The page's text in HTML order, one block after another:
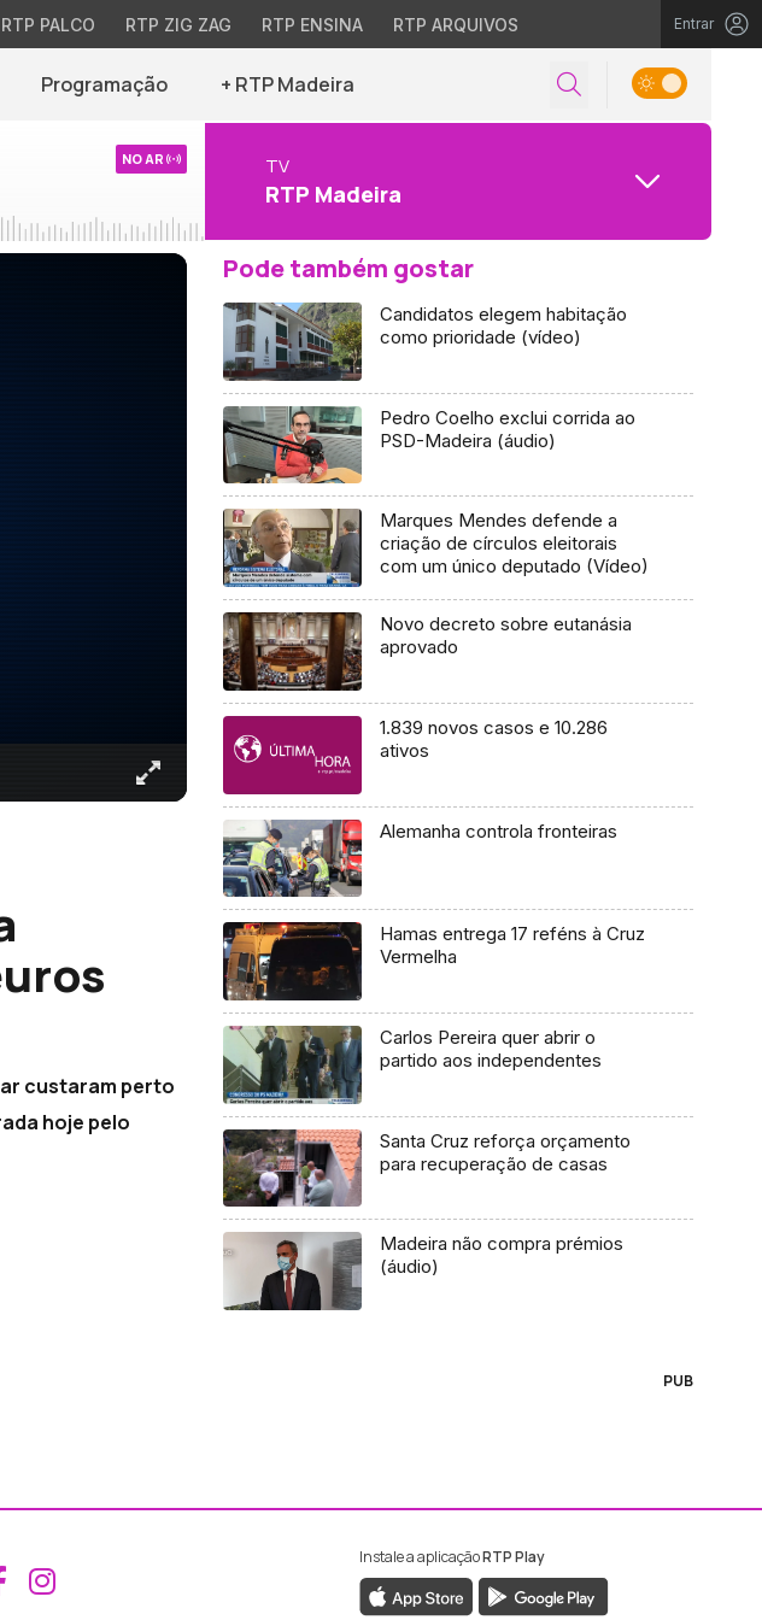
RTP PALCO RTP ZIG ZAG RTP ENSINA RTP ARQUIVOS Entrar
Programação + RTP Madeira
NO AR TV
RTP Madeira
custaram perto
hoje pelo
Pode também gostar
Candidatos elegem habitação
como prioridade (vídeo)
Pedro Coelho exclui corrida ao
PSD-Madeira (áudio)
Marques Mendes defende a
criação de círculos eleitorais
com um único deputado (Vídeo)
Novo decreto sobre eutanásia
aprovado
1.839 novos casos e 10.286
ativos
Alemanha controla fronteiras
Hamas entrega 17 reféns à Cruz
Vermelha
Carlos Pereira quer abrir o
partido aos independentes
Santa Cruz reforça orçamento
para recuperação de casas
Madeira não compra prémios
(áudio)
PUB
Aceder ao Facebook da RTP Madeira
Aceder ao Instagram da RTP Madeira
Instale a aplicaçãoRTP Play